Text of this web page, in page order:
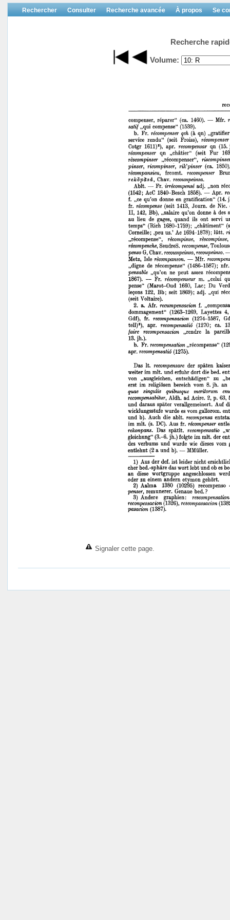
Rechercher Consulter Recherche avancée À propos Se
Recherche
Volume:
Signaler cette page.